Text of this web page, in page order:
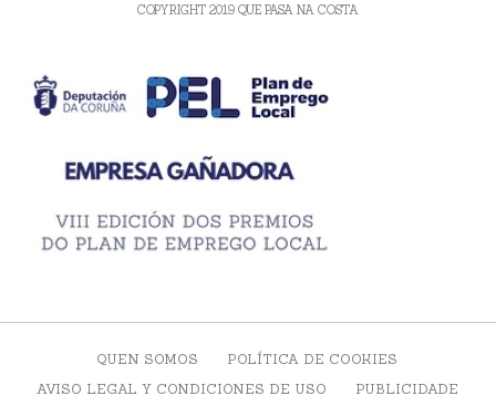
COPYRIGHT 2019 QUE PASA NA COSTA
QUEN SOMOS
POLÍTICA DE COOKIES
AVISO LEGAL Y CONDICIONES DE USO
PUBLICIDADE